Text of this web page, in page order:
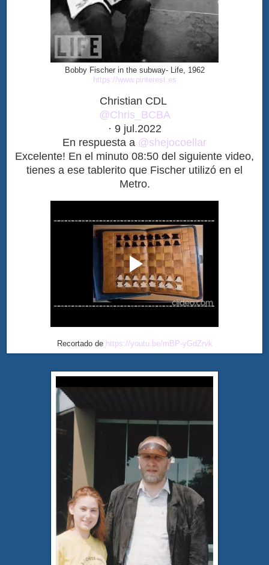
Bobby Fischer in the subway- Life, 1962
https://www.pinterest.es
Christian CDL
@Chris_BCBA
· 9 jul.2022
En respuesta a @shejocoellar
Excelente! En el minuto 08:50 del siguiente video,
tienes a ese tablerito que Fischer utilizó en el
Metro.
Recortado de https://youtu.be/mBP-yGdZrvk